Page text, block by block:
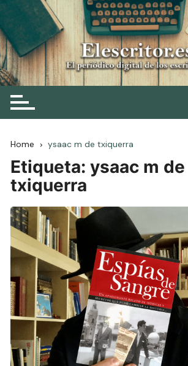
Skip
to
content
Elescritor.es
El periódico digital de los escritores
Home ysaac m de txiquerra
Etiqueta:ysaac m de
txiquerra